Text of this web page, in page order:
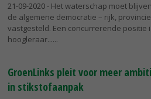
21-09-2020- Het waterschap moet
de algemene democratie – rijk,
vastgesteld. Een concurrerende positie
hoogleraar...
GroenLinks pleit voor meer
in stikstofaanpak